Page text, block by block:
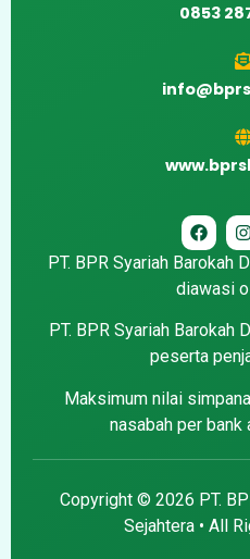
0853
PT. BPR Syariah Barokah
diawasi
PT. BPR Syariah Barokah
peserta
Maksimum nilai
nasabah per bank
Copyright © 2026 PT.
Sejahtera • All